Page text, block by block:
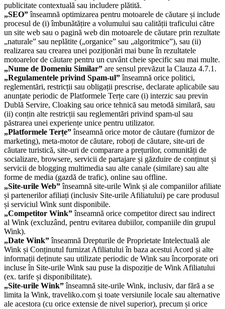
publicitate contextuală sau includere plătită.
„SEO”înseamnă optimizarea pentru motoarele de căutare și include
procesul de (i) îmbunătățire a volumului sau calității traficului către
un site web sau o pagină web din motoarele de căutare prin rezultate
„naturale” sau neplătite („organice” sau „algoritmice”), sau (ii)
realizarea sau crearea unei poziționări mai bune în rezultatele
motoarelor de căutare pentru un cuvânt cheie specific sau mai multe.
„Nume de Domeniu Similar” are sensul prevăzut la Clauza 4.7.1.
„Regulamentele privind Spam-ul”înseamnă orice politici,
reglementări, restricții sau obligații prescrise, declarate aplicabile sau
anunțate periodic de Platformele Terțe care (i) interzic sau previn
Dublă Servire, Cloaking sau orice tehnică sau metodă similară, sau
(ii) conțin alte restricții sau reglementări privind spam-ul sau
păstrarea unei experiențe unice pentru utilizator.
„Platformele Terțe”înseamnă orice motor de căutare (furnizor de
marketing), meta-motor de căutare, roboți de căutare, site-uri de
căutare turistică, site-uri de comparare a prețurilor, comunități de
socializare, browsere, servicii de partajare și găzduire de conținut și
servicii de blogging multimedia sau alte canale (similare) sau alte
forme de media (gazdă de trafic), online sau offline.
„Site-urile Web”înseamnă site-urile Wink și ale companiilor afiliate
și partenerilor afiliați (inclusiv Site-urile Afiliatului) pe care produsul
și serviciul Wink sunt disponibile.
„Competitor Wink”înseamnă orice competitor direct sau indirect
al Wink (excluzând, pentru evitarea dubiilor, companiile din grupul
Wink).
„Date Wink”înseamnă Drepturile de Proprietate Intelectuală ale
Wink și Conținutul furnizat Afiliatului în baza acestui Acord și alte
informații deținute sau utilizate periodic de Wink sau încorporate ori
incluse în Site-urile Wink sau puse la dispoziție de Wink Afiliatului
(ex. tarife și disponibilitate).
„Site-urile Wink”înseamnă site-urile Wink, inclusiv, dar fără a se
limita la Wink, traveliko.com și toate versiunile locale sau alternative
ale acestora (cu orice extensie de nivel superior), precum și orice